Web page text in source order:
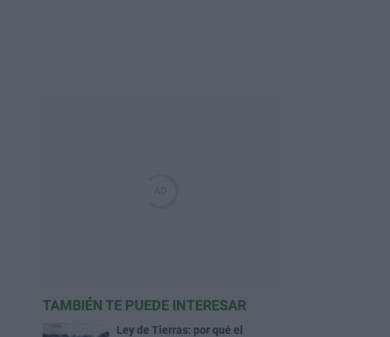
TAMBIÉN TE PUEDE INTERESAR
Ley de Tierras: por qué el